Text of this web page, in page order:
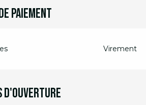
décembre 2026 5 janvier 2027
paiement
Virement
d'ouverture